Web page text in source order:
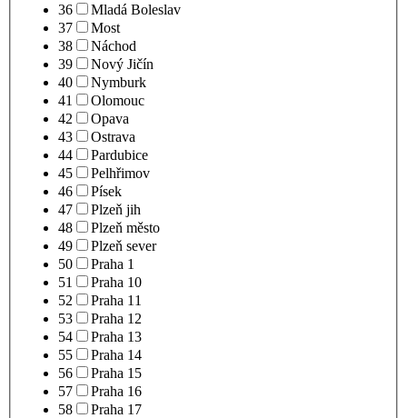
36
Mladá Boleslav
37
Most
38
Náchod
39
Nový Jičín
40
Nymburk
41
Olomouc
42
Opava
43
Ostrava
44
Pardubice
45
Pelhřimov
46
Písek
47
Plzeň jih
48
Plzeň město
49
Plzeň sever
50
Praha 1
51
Praha 10
52
Praha 11
53
Praha 12
54
Praha 13
55
Praha 14
56
Praha 15
57
Praha 16
58
Praha 17